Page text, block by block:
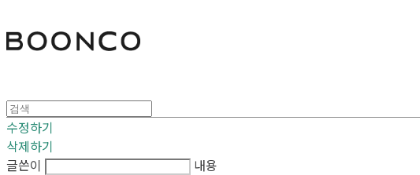
수정하기
삭제하기
글쓴이
내용